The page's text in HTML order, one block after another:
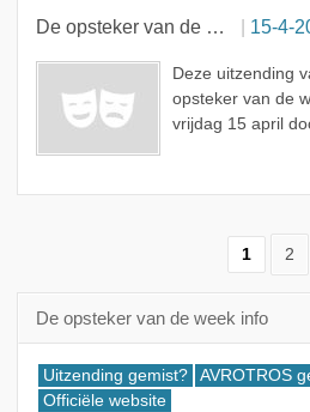
De opsteker van de week 15-4-
Deze uitzending
opsteker van de
vrijdag 15 april
1 2
De opsteker van de week info
Uitzending gemist? AVROTROS
Officiële website